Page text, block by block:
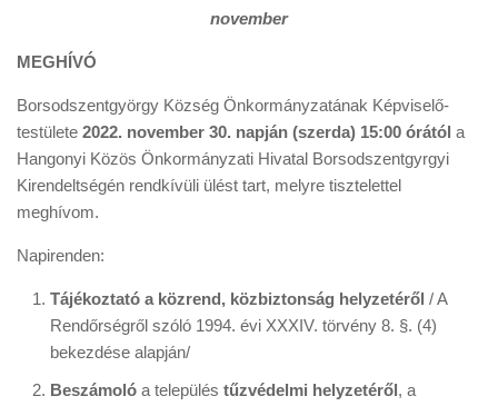
november
MEGHÍVÓ
Borsodszentgyörgy Község Önkormányzatának Képviselő-
testülete 2022. november 30. napján (szerda) 15:00 órától a
Hangonyi Közös Önkormányzati Hivatal Borsodszentgyrgyi
Kirendeltségén rendkívüli ülést tart, melyre tisztelettel
meghívom.
Napirenden:
Tájékoztató a közrend, közbiztonság helyzetéről / A
Rendőrségről szóló 1994. évi XXXIV. törvény 8. §. (4)
bekezdése alapján/
Beszámoló a település tűzvédelmi helyzetéről, a